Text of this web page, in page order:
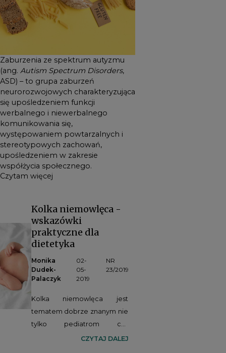
współżycia społecznego.
Zaburzenia ze spektrum autyzmu
(ang. Autism Spectrum Disorders,
ASD) – to grupa zaburzeń
neurorozwojowych charakteryzująca
się upośledzeniem funkcji
werbalnego i niewerbalnego
komunikowania się,
występowaniem powtarzalnych i
stereotypowych zachowań,
upośledzeniem w zakresie
współżycia społecznego.
Czytam więcej
Kolka niemowlęca -
wskazówki
praktyczne dla
dietetyka
Monika
Dudek-
Palaczyk
02-
05-
2019
NR
23/2019
Kolka niemowlęca jest
tematem dobrze znanym nie
tylko pediatrom czy
położnym środowiskowym,
CZYTAJ DALEJ